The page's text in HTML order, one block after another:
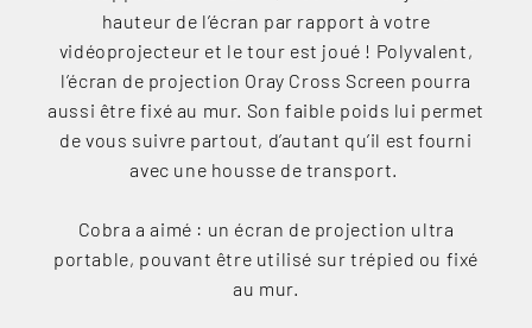
hauteur de l’écran par rapport à votre
vidéoprojecteur et le tour est joué ! Polyvalent,
l’écran de projection Oray Cross Screen pourra
aussi être fixé au mur. Son faible poids lui permet
de vous suivre partout, d’autant qu’il est fourni
avec une housse de transport.
Cobra a aimé : un écran de projection ultra
portable, pouvant être utilisé sur trépied ou fixé
au mur.